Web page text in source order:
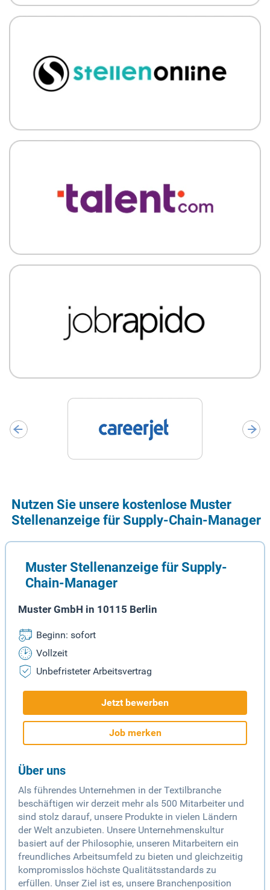
Nutzen Sie unsere kostenlose Muster
Stellenanzeige für Supply-Chain-Manager
Muster Stellenanzeige für Supply-
Chain-Manager
Muster GmbH in 10115 Berlin
Beginn: sofort
Vollzeit
Unbefristeter Arbeitsvertrag
Jetzt bewerben
Job merken
Über uns
Als führendes Unternehmen in der Textilbranche
beschäftigen wir derzeit mehr als 500 Mitarbeiter und
sind stolz darauf, unsere Produkte in vielen Ländern
der Welt anzubieten. Unsere Unternehmenskultur
basiert auf der Philosophie, unseren Mitarbeitern ein
freundliches Arbeitsumfeld zu bieten und gleichzeitig
kompromisslos höchste Qualitätsstandards zu
erfüllen. Unser Ziel ist es, unsere Branchenposition